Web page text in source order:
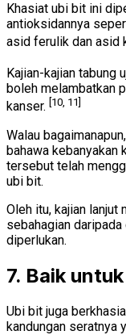
Khasiat ubi bit ini
antioksidannya
asid ferulik dan asid
Kajian-kajian tabung
boleh melambatkan
kanser. [10, 11]
Walau
bahawa kebanyakan
tersebut telah
ubi bit.
Oleh itu, kajian lanjut
sebahagian
diperlukan.
7. Baik
Ubi bit juga
kandungan seratnya